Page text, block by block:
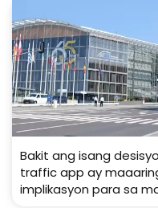
Bakit ang isang
traffic app ay
implikasyon para sa